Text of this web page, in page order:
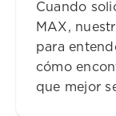
Cuando
MAX,
para
cómo
que mejor